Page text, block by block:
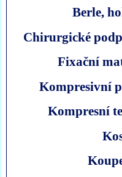
Berle,
Chirurgické
Fixační
Kompresivní
Kompresní